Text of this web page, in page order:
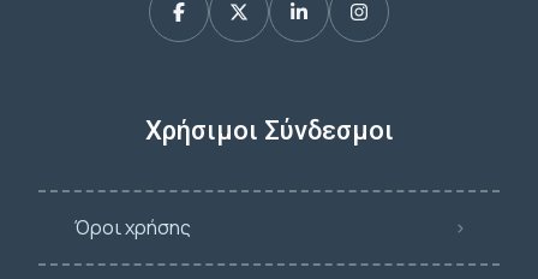
Χρήσιμοι Σύνδεσμοι
Όροι χρήσης